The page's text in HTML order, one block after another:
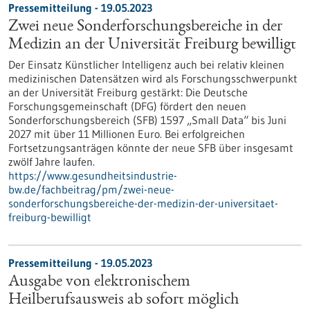
Pressemitteilung - 19.05.2023
Zwei neue Sonderforschungsbereiche in der
Medizin an der Universität Freiburg bewilligt
Der Einsatz Künstlicher Intelligenz auch bei relativ kleinen
medizinischen Datensätzen wird als Forschungsschwerpunkt
an der Universität Freiburg gestärkt: Die Deutsche
Forschungsgemeinschaft (DFG) fördert den neuen
Sonderforschungsbereich (SFB) 1597 „Small Data“ bis Juni
2027 mit über 11 Millionen Euro. Bei erfolgreichen
Fortsetzungsanträgen könnte der neue SFB über insgesamt
zwölf Jahre laufen.
https://www.gesundheitsindustrie-
bw.de/fachbeitrag/pm/zwei-neue-
sonderforschungsbereiche-der-medizin-der-universitaet-
freiburg-bewilligt
Pressemitteilung - 19.05.2023
Ausgabe von elektronischem
Heilberufsausweis ab sofort möglich